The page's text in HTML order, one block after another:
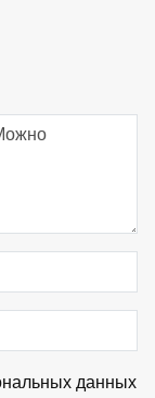
данных